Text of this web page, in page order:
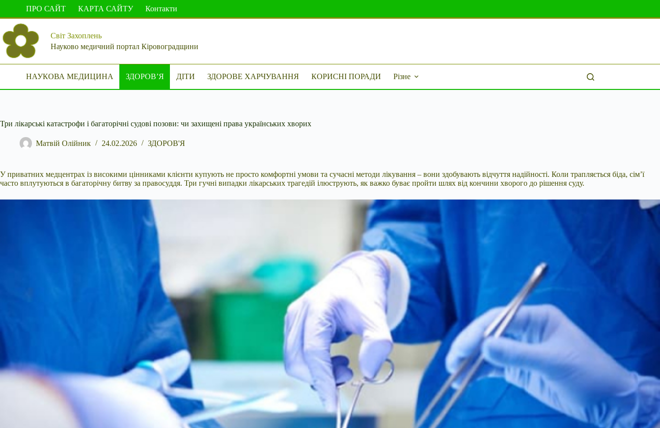
вмісту
ПРО САЙТ КАРТА САЙТУ Контакти
Світ Захоплень
Науково медичний портал Кіровоградщини
НАУКОВА МЕДИЦИНА ЗДОРОВ’Я ДІТИ ЗДОРОВЕ ХАРЧУВАННЯ КОРИСНІ ПОРАДИ Різне
Три лікарські катастрофи і багаторічні судові позови: чи захищені права українських хворих
Матвій Олійник 24.02.2026 ЗДОРОВ'Я
У приватних медцентрах із високими цінниками клієнти купують не просто комфортні умови та сучасні методи лікування – вони здобувають відчуття надійності. Коли трапляється біда, сім’ї
часто вплутуються в багаторічну битву за правосуддя. Три гучні випадки лікарських трагедій ілюструють, як важко буває пройти шлях від кончини хворого до рішення суду.